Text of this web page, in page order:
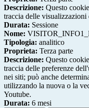
Descrizione: Questo
traccia delle
Durata: Sessione
Nome:
Tipologia: analitico
Proprieta: Terza parte
Descrizione: Questo
traccia delle preferenze
nei siti; può anche
utilizzando la nuova o la
Youtube.
Durata: 6 mesi